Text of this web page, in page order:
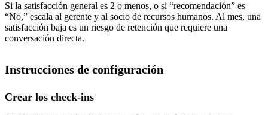
Si la satisfacción general es 2 o menos, o si “recomendación” es
“No,” escala al gerente y al socio de recursos humanos. Al mes, una
satisfacción baja es un riesgo de retención que requiere una
conversación directa.
Instrucciones de configuración
Crear los check-ins